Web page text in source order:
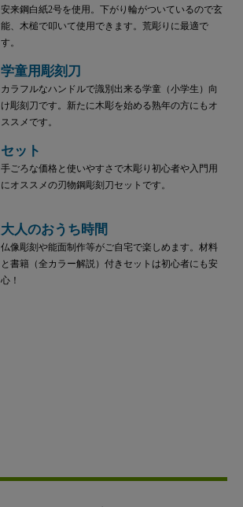
安来鋼白紙2号を使用。下がり輪がついているので玄
能、木槌で叩いて使用できます。荒彫りに最適で
す。
学童用彫刻刀
カラフルなハンドルで識別出来る学童（小学生）向
け彫刻刀です。新たに木彫を始める熟年の方にもオ
ススメです。
セット
手ごろな価格と使いやすさで木彫り初心者や入門用
にオススメの刃物鋼彫刻刀セットです。
大人のおうち時間
仏像彫刻や能面制作等がご自宅で楽しめます。材料
と書籍（全カラー解説）付きセットは初心者にも安
心！